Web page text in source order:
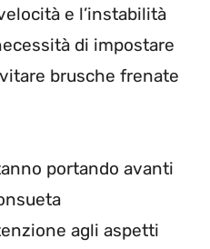
e l’instabilità
di impostare
brusche frenate
portando avanti
agli aspetti